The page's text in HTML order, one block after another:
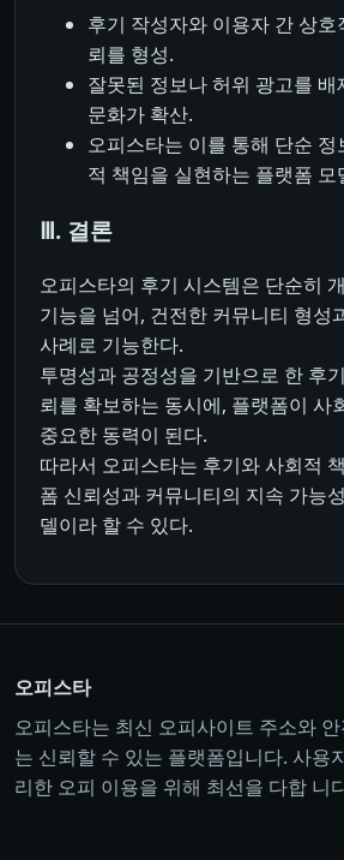
후기 작성자와 이용자 간 상
뢰를 형성.
잘못된 정보나 허위 광고를
문화가 확산.
오피스타는 이를 통해 단순 정
적 책임을 실현하는 플랫폼 모
Ⅲ. 결론
오피스타의 후기 시스템은 단순히
기능을 넘어, 건전한 커뮤니티 형성
사례로 기능한다.
투명성과 공정성을 기반으로 한 후
뢰를 확보하는 동시에, 플랫폼이 사
중요한 동력이 된다.
따라서 오피스타는 후기와 사회적
폼 신뢰성과 커뮤니티의 지속 가능
델이라 할 수 있다.
오피스타
오피스타는 최신 오피사이트 주소와
는 신뢰할 수 있는 플랫폼입니다. 사용
리한 오피 이용을 위해 최선을 다합 니